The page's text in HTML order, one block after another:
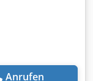
Anrufen